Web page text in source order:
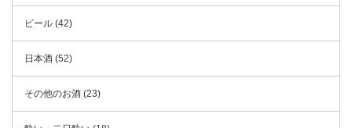
ビール (42)
日本酒 (52)
その他のお酒 (23)